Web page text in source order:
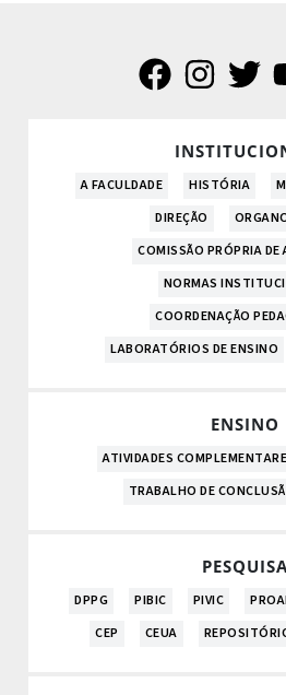
A FACULDADE HISTÓRIA
DIREÇÃO
COMISSÃO PRÓPRIA DE
NORMAS
COORDENAÇÃO
LABORATÓRIOS DE ENSINO
ENSINO
ATIVIDADES
TRABALHO DE
PESQUISA
DPPG PIBIC PIVIC
CEP
CEUA